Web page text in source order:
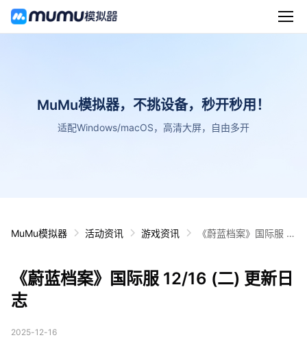
MuMu模拟器，不挑设备，秒开秒用！
适配Windows/macOS，高清大屏，自由多开
MuMu模拟器 活动资讯 游戏资讯
《蔚蓝档案》国际服 1
《蔚蓝档案》国际服 12/16 (二) 更新日
志
2025-12-16